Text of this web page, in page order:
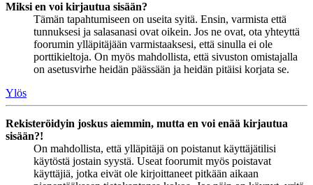
Miksi en voi kirjautua sisään?
Tämän tapahtumiseen on useita syitä. Ensin, varmista että
tunnuksesi ja salasanasi ovat oikein. Jos ne ovat, ota yhteyttä
foorumin ylläpitäjään varmistaaksesi, että sinulla ei ole
porttikieltoja. On myös mahdollista, että sivuston omistajalla
on asetusvirhe heidän päässään ja heidän pitäisi korjata se.
Ylös
Rekisteröidyin joskus aiemmin, mutta en voi enää kirjautua
sisään?!
On mahdollista, että ylläpitäjä on poistanut käyttäjätilisi
käytöstä jostain syystä. Useat foorumit myös poistavat
käyttäjiä, jotka eivät ole kirjoittaneet pitkään aikaan